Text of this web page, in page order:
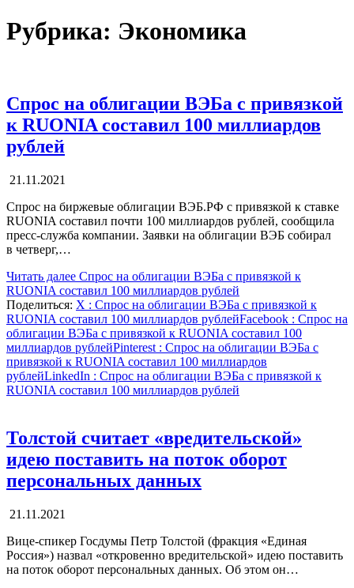
Рубрика: Экономика
Спрос на облигации ВЭБа с привязкой
к RUONIA составил 100 миллиардов
рублей
21.11.2021
Спрос на биржевые облигации ВЭБ.РФ с привязкой к ставке
RUONIA составил почти 100 миллиардов рублей, сообщила
пресс-служба компании. Заявки на облигации ВЭБ собирал
в четверг,…
Читать далее Спрос на облигации ВЭБа с привязкой к
RUONIA составил 100 миллиардов рублей
Поделиться: X : Спрос на облигации ВЭБа с привязкой к
RUONIA составил 100 миллиардов рублейFacebook : Спрос на
облигации ВЭБа с привязкой к RUONIA составил 100
миллиардов рублейPinterest : Спрос на облигации ВЭБа с
привязкой к RUONIA составил 100 миллиардов
рублейLinkedIn : Спрос на облигации ВЭБа с привязкой к
RUONIA составил 100 миллиардов рублей
Толстой считает «вредительской»
идею поставить на поток оборот
персональных данных
21.11.2021
Вице-спикер Госдумы Петр Толстой (фракция «Единая
Россия») назвал «откровенно вредительской» идею поставить
на поток оборот персональных данных. Об этом он…